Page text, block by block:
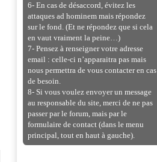
6- En cas de désaccord, évitez les
attaques ad hominem mais répondez
sur le fond. (Et ne répondez que si cela
en vaut vraiment la peine…)
7- Pensez à renseigner votre adresse
email : celle-ci n’apparaitra pas mais
nous permettra de vous contacter en cas
de besoin.
8- Si vous voulez envoyer un message
au responsable du site, merci de ne pas
passer par le forum, mais par le
formulaire de contact (dans le menu
principal, tout en haut à gauche).